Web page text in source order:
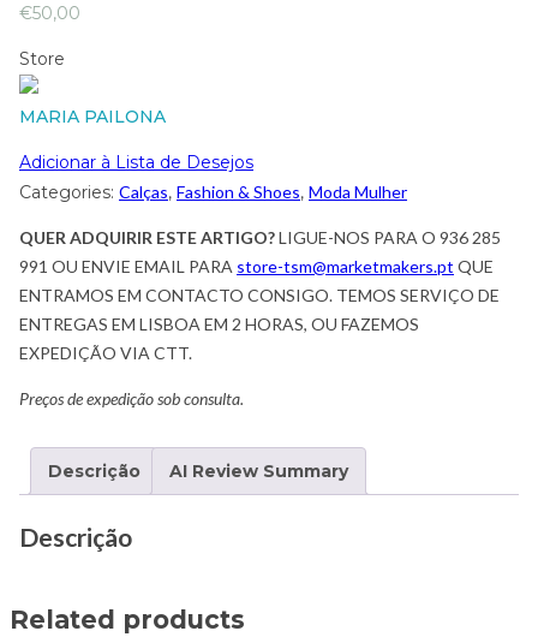
€50,00
Store
MARIA PAILONA
Adicionar à Lista de Desejos
Categories: Calças, Fashion & Shoes, Moda Mulher
QUER ADQUIRIR ESTE ARTIGO?LIGUE-NOS PARA O 936 285
991 OU ENVIE EMAIL PARA store-tsm@marketmakers.pt QUE
ENTRAMOS EM CONTACTO CONSIGO. TEMOS SERVIÇO DE
ENTREGAS EM LISBOA EM 2 HORAS, OU FAZEMOS
EXPEDIÇÃO VIA CTT.
Preços de expedição sob consulta.
Descrição AI Review Summary
Descrição
Related products